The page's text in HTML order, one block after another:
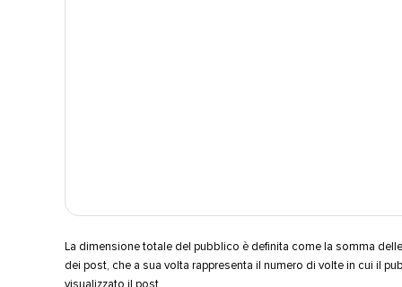
La dimensione totale del pubblico è definita come la somma
dei post, che a sua volta rappresenta il numero di volte in cui il
visualizzato il post.​​